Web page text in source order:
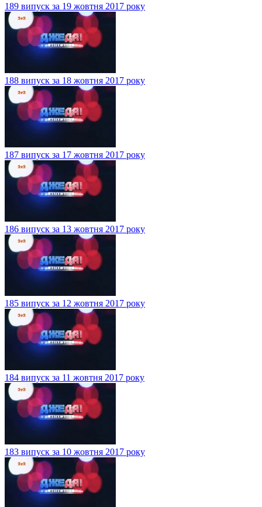
189 випуск за 19 жовтня 2017 року
188 випуск за 18 жовтня 2017 року
187 випуск за 17 жовтня 2017 року
186 випуск за 13 жовтня 2017 року
185 випуск за 12 жовтня 2017 року
184 випуск за 11 жовтня 2017 року
183 випуск за 10 жовтня 2017 року